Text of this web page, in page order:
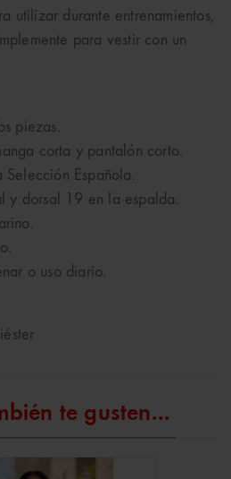
utilizar durante entrenamientos,
para vestir con un
piezas.
corta y pantalón corto.
Española.
y dorsal 19 en la espalda.
o uso diario.
te gusten...